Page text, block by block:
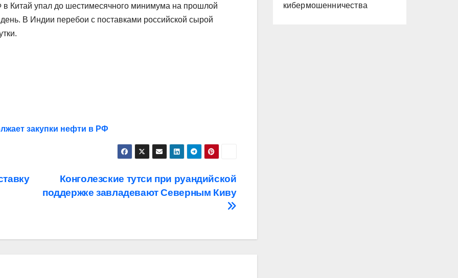
Китай упал до шестимесячного минимума на прошлой
В Индии перебои с поставками российской сырой
закупки нефти в РФ
Конголезские тутси при руандийской
поддержке завладевают Северным Киву
кибермошенничества